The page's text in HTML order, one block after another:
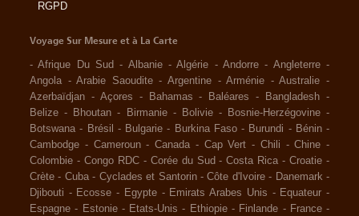
RGPD
Voyage Sur Mesure et à La Carte
-Afrique Du Sud - Albanie -Algérie -Andorre - Angleterre -
Angola -Arabie Saoudite -Argentine -Arménie -Australie -
Azerbaïdjan - Açores - Bahamas - Baléares - Bangladesh -
Belize - Bhoutan - Birmanie - Bolivie - Bosnie-Herzégovine -
Botswana - Brésil - Bulgarie - Burkina Faso - Burundi - Bénin -
Cambodge - Cameroun - Canada - Cap Vert - Chili -Chine -
Colombie - Congo RDC - Corée du Sud -Costa Rica -Croatie -
Crète - Cuba - Cyclades et Santorin -Côte d'Ivoire - Danemark -
Djibouti - Ecosse - Egypte - Emirats Arabes Unis - Equateur -
Espagne - Estonie - Etats-Unis - Ethiopie - Finlande - France -